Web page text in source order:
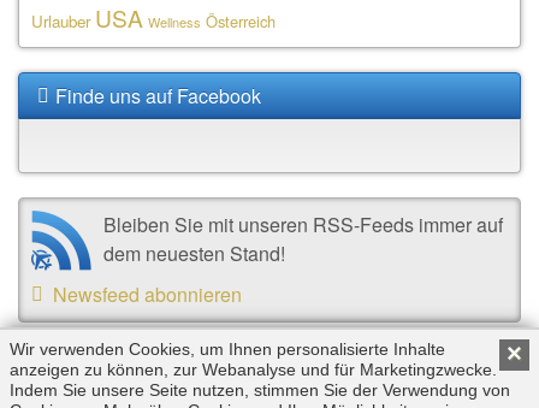
Urlauber USA Wellness Österreich
Finde uns auf Facebook
Bleiben Sie mit unseren RSS-Feeds immer auf
dem neuesten Stand!
Newsfeed abonnieren
Copyright © 2026 by Triplemind GmbH. Alle Rechte
×
Wir verwenden Cookies, um Ihnen personalisierte Inhalte
anzeigen zu können, zur Webanalyse und für Marketingzwecke.
Indem Sie unsere Seite nutzen, stimmen Sie der Verwendung von